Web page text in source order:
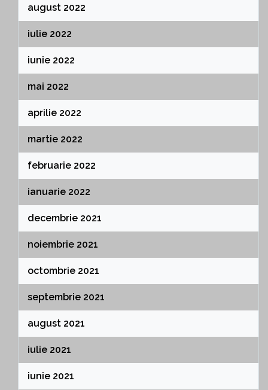
august 2022
iulie 2022
iunie 2022
mai 2022
aprilie 2022
martie 2022
februarie 2022
ianuarie 2022
decembrie 2021
noiembrie 2021
octombrie 2021
septembrie 2021
august 2021
iulie 2021
iunie 2021